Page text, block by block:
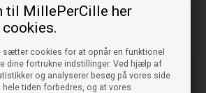
til MillePerCille her
sætter cookies for at opnår en funktionel
dine fortrukne indstillinger. Ved hjælp af
og analyserer besøg på vores side
hele tiden forbedres, og at vores